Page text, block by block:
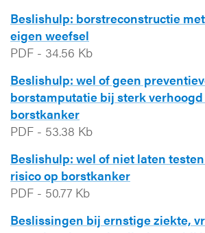
Beslishulp: borstreconstructie
eigen weefsel
PDF - 34.56 Kb
Beslishulp: wel of geen
borstamputatie bij sterk
borstkanker
PDF - 53.38 Kb
Beslishulp: wel of niet laten
risico op borstkanker
PDF - 50.77 Kb
Beslissingen bij ernstige ziekte,